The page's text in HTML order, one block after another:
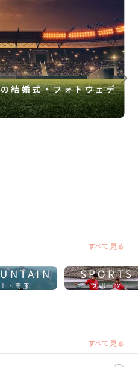
結婚式・フォトウェデ
すべて見る
山・高原
SPORTS
スポーツ
すべて見る